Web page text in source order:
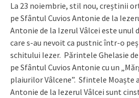
La 23 noiembrie, stil nou, creștinii
pe Sfântul Cuvios Antonie de la
Antonie de la Izerul Vâlcei este
care s-au nevoit ca pustnic într-o
schitului Iezer. Părintele Ghelasie
pe Sfântul Cuvios Antonie cu un
plaiurilor Vâlcene”. Sfintele Moaște
Antonie de la Iezerul Vâlcei sunt